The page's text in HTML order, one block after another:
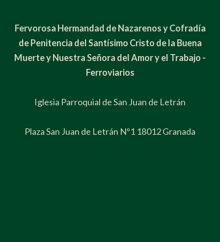
Fervorosa Hermandad de Nazarenos y Cofradía
de Penitencia del Santísimo Cristo de la Buena
Muerte y Nuestra Señora del Amor y el Trabajo -
Ferroviarios
Iglesia Parroquial de San Juan de Letrán
Plaza San Juan de Letrán Nº1 18012 Granada